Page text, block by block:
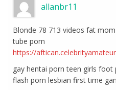
allanbr11
Blonde 78 713 videos fat
tube porn
https://
gay hentai porn teen girls foot
flash porn lesbian first time